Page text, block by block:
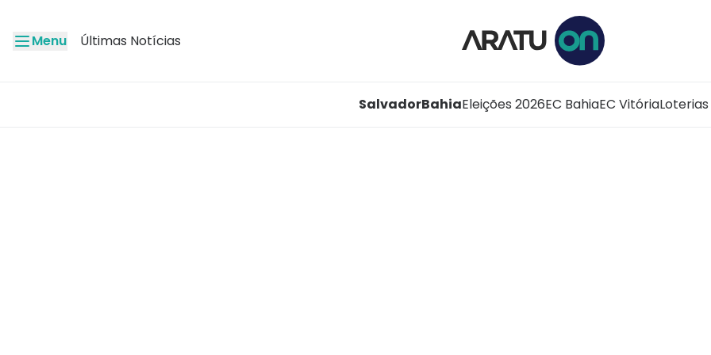
Menu Últimas Notícias
SalvadorBahiaEleições 2026EC BahiaEC VitóriaLoterias